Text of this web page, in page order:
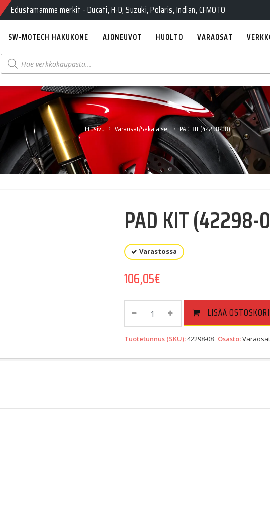
Edustamamme merkit - Ducati, H-D, Suzuki, Polaris, Indian, CFMOTO
SW-MOTECH HAKUKONE AJONEUVOT HUOLTO VARAOSAT
Products
search
Etusivu › Varaosat/Sekalaiset › PAD KIT (42298-08)
PAD KIT (42298-
Varastossa
106,05€
08)
LISÄÄ
Tuotetunnus (SKU):42298-08 Osasto: